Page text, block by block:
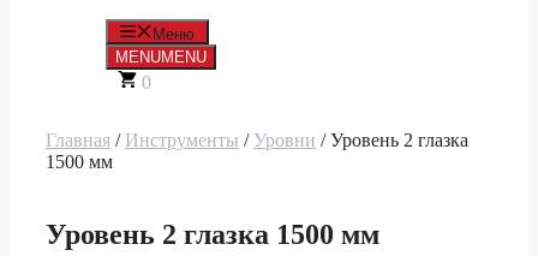
Меню
MENUMENU
0
Главная / Инструменты / Уровни / Уровень 2 глазка
1500 мм
Уровень 2 глазка 1500 мм